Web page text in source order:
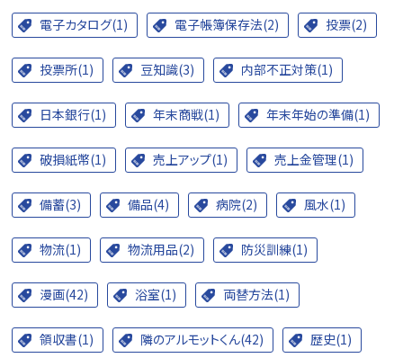
電子カタログ(1) 電子帳簿保存法(2) 投票(2)
投票所(1) 豆知識(3) 内部不正対策(1)
日本銀行(1) 年末商戦(1) 年末年始の準備(1)
破損紙幣(1) 売上アップ(1) 売上金管理(1)
備蓄(3) 備品(4) 病院(2) 風水(1)
物流(1) 物流用品(2) 防災訓練(1)
漫画(42) 浴室(1) 両替方法(1)
領収書(1) 隣のアルモットくん(42) 歴史(1)